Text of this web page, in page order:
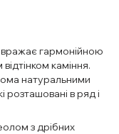
гармонійною
каміння.
натуральними
розташовані в ряд і
з дрібних